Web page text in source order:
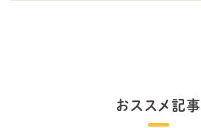
おススメ記事